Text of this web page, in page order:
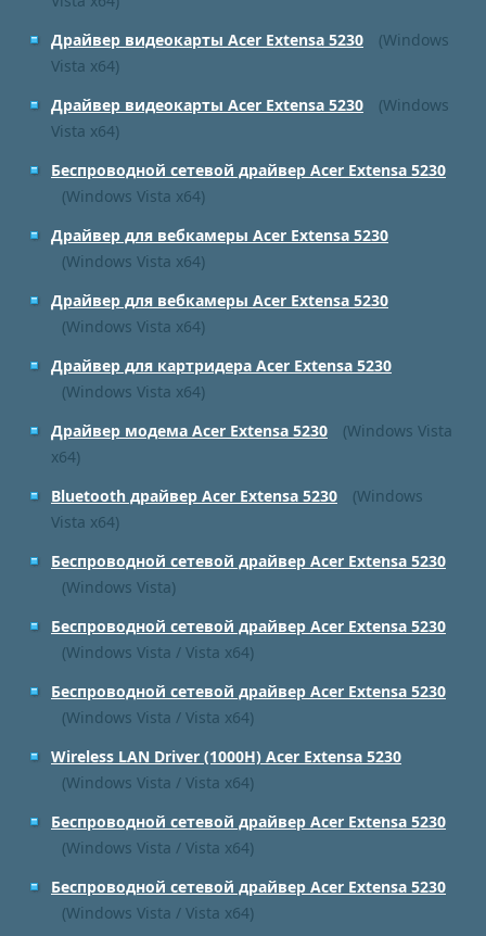
Драйвер видеокарты Acer Extensa 5230
(Windows
Vista x64)
Драйвер видеокарты Acer Extensa 5230
(Windows
Vista x64)
Беспроводной сетевой драйвер Acer Extensa 5230
(Windows Vista x64)
Драйвер для вебкамеры Acer Extensa 5230
(Windows Vista x64)
Драйвер для вебкамеры Acer Extensa 5230
(Windows Vista x64)
Драйвер для картридера Acer Extensa 5230
(Windows Vista x64)
Драйвер модема Acer Extensa 5230
(Windows Vista
x64)
Bluetooth драйвер Acer Extensa 5230
(Windows
Vista x64)
Беспроводной сетевой драйвер Acer Extensa 5230
(Windows Vista)
Беспроводной сетевой драйвер Acer Extensa 5230
(Windows Vista / Vista x64)
Беспроводной сетевой драйвер Acer Extensa 5230
(Windows Vista / Vista x64)
Wireless LAN Driver (1000H) Acer Extensa 5230
(Windows Vista / Vista x64)
Беспроводной сетевой драйвер Acer Extensa 5230
(Windows Vista / Vista x64)
Беспроводной сетевой драйвер Acer Extensa 5230
(Windows Vista / Vista x64)